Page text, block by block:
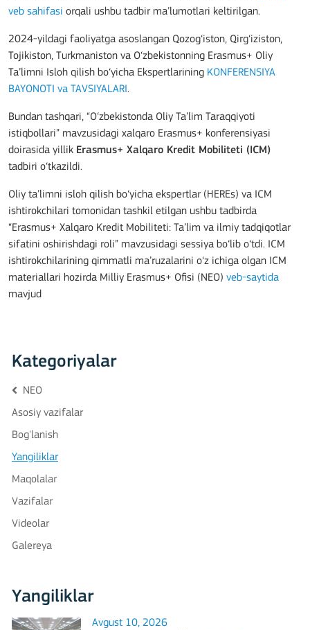
veb sahifasi orqali ushbu tadbir ma’lumotlari keltirilgan.
2024-yildagi faoliyatga asoslangan Qozog‘iston, Qirg‘iziston,
Tojikiston, Turkmaniston va O‘zbekistonning Erasmus+ Oliy
Ta’limni Isloh qilish bo‘yicha Ekspertlarining KONFERENSIYA
BAYONOTI va TAVSIYALARI.
Bundan tashqari, “O‘zbekistonda Oliy Ta’lim Taraqqiyoti
istiqbollari” mavzusidagi xalqaro Erasmus+ konferensiyasi
doirasida yillik Erasmus+ Xalqaro Kredit Mobiliteti (ICM)
tadbiri o‘tkazildi.
Oliy ta’limni isloh qilish bo‘yicha ekspertlar (HEREs) va ICM
ishtirokchilari tomonidan tashkil etilgan ushbu tadbirda
“Erasmus+ Xalqaro Kredit Mobiliteti: Ta’lim va ilmiy tadqiqotlar
sifatini oshirishdagi roli” mavzusidagi sessiya bo‘lib o‘tdi. ICM
ishtirokchilarining qimmatli ma’ruzalarini o‘z ichiga olgan ICM
materiallari hozirda Milliy Erasmus+ Ofisi (NEO) veb-saytida
mavjud
Kategoriyalar
NEO
Asosiy vazifalar
Bog'lanish
Yangiliklar
Maqolalar
Vazifalar
Videolar
Galereya
Yangiliklar
Avgust 10, 2026